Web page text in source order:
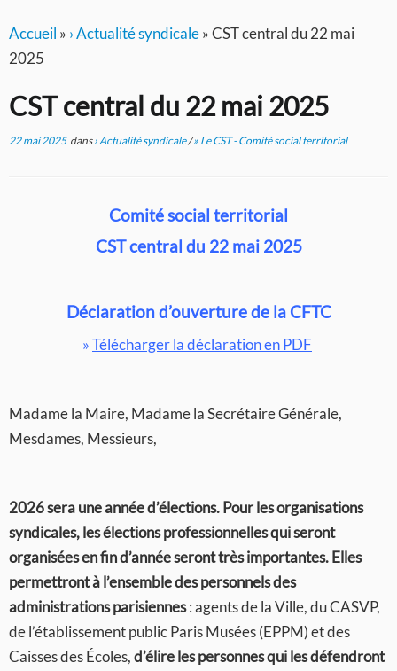
Accueil » › Actualité syndicale»CST central du 22 mai
2025
CST central du 22 mai 2025
22 mai 2025dans› Actualité syndicale/» Le CST - Comité social territorial
Comité social territorial
CST central du 22 mai 2025
Déclaration d’ouverture de la CFTC
»Télécharger la déclaration en PDF
Madame la Maire, Madame la Secrétaire Générale,
Mesdames, Messieurs,
2026 sera une année d’élections. Pour les organisations
syndicales, les élections professionnelles qui seront
organisées en fin d’année seront très importantes. Elles
permettront à l’ensemble des personnels des
administrations parisiennes: agents de la Ville, du CASVP,
de l’établissement public Paris Musées (EPPM) et des
Caisses des Écoles,d’élire les personnes qui les défendront